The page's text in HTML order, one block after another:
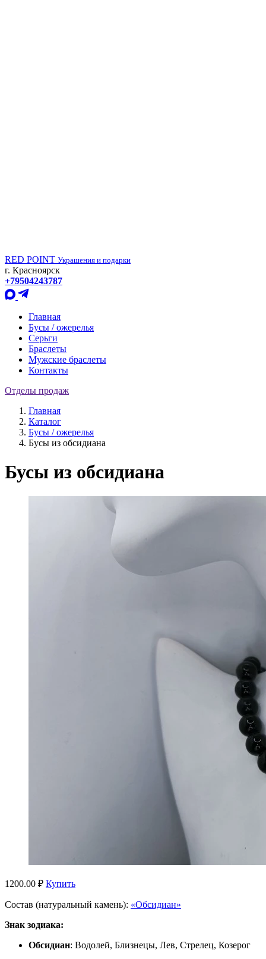
RED POINT Украшения и подарки
г. Красноярск
+79504243787
Главная
Бусы / ожерелья
Серьги
Браслеты
Мужские браслеты
Контакты
Отделы продаж
Главная
Каталог
Бусы / ожерелья
Бусы из обсидиана
Бусы из обсидиана
1200.00 ₽ Купить
Состав (натуральный камень): «Обсидиан»
Знак зодиака:
Обсидиан: Водолей, Близнецы, Лев, Стрелец, Козерог